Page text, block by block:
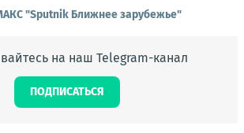
"Sputnik Ближнее зарубежье"
на наш Telegram-канал
ПОДПИСАТЬСЯ